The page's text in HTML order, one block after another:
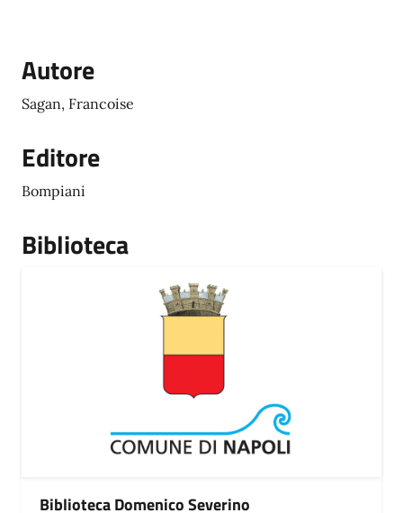
Autore
Sagan, Francoise
Editore
Bompiani
Biblioteca
Biblioteca Domenico Severino